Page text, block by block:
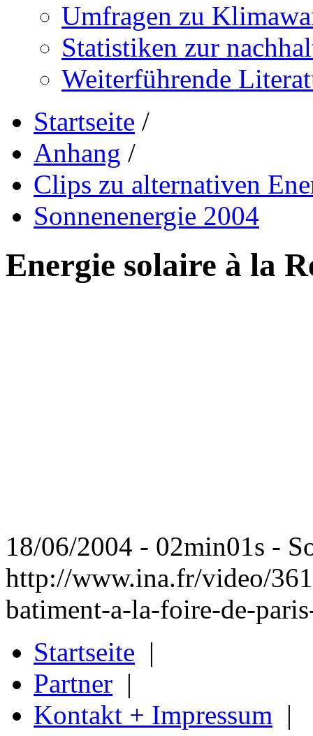
Umfragen zu
Statistiken zur
Weiterführende
Startseite /
Anhang /
Clips zu alternativen
Sonnenenergie 2004
Energie solaire à la
18/06/2004 - 02min01s -
http://www.ina.fr/video/
batiment-a-la-foire-de-
Startseite |
Partner |
Kontakt + Impressum |